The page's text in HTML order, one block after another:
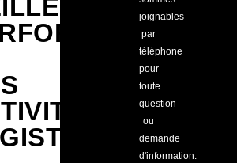
joignables
par
téléphone
pour
toute
question
ou
demande
d'information.